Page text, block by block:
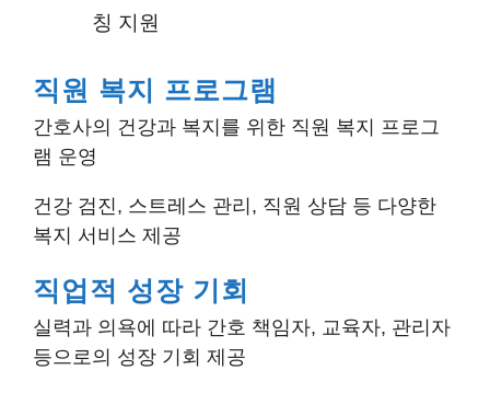
칭 지원
직원 복지 프로그램
간호사의 건강과 복지를 위한 직원 복지 프로그
램 운영
건강 검진, 스트레스 관리, 직원 상담 등 다양한
복지 서비스 제공
직업적 성장 기회
실력과 의욕에 따라 간호 책임자, 교육자, 관리자
등으로의 성장 기회 제공